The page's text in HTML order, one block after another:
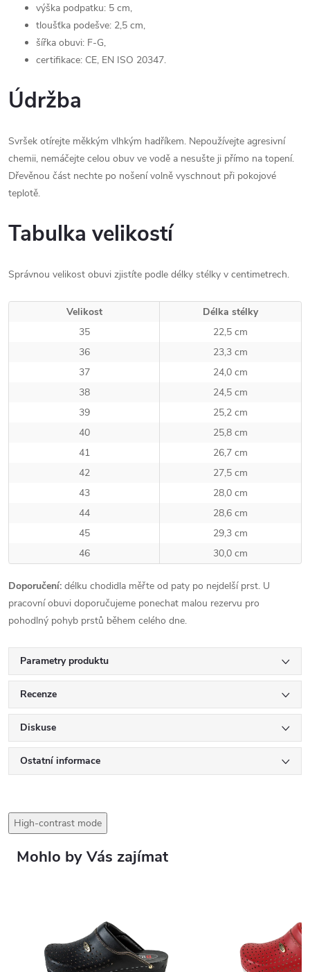
výška podpatku: 5 cm,
tloušťka podešve: 2,5 cm,
šířka obuvi: F-G,
certifikace: CE, EN ISO 20347.
Údržba
Svršek otírejte měkkým vlhkým hadříkem. Nepoužívejte agresivní
chemii, nemáčejte celou obuv ve vodě a nesušte ji přímo na topení.
Dřevěnou část nechte po nošení volně vyschnout při pokojové
teplotě.
Tabulka velikostí
Správnou velikost obuvi zjistíte podle délky stélky v centimetrech.
Velikost
Délka stélky
35
22,5 cm
36
23,3 cm
37
24,0 cm
38
24,5 cm
39
25,2 cm
40
25,8 cm
41
26,7 cm
42
27,5 cm
43
28,0 cm
44
28,6 cm
45
29,3 cm
46
30,0 cm
Doporučení: délku chodidla měřte od paty po nejdelší prst. U
pracovní obuvi doporučujeme ponechat malou rezervu pro
pohodlný pohyb prstů během celého dne.
Parametry produktu
Recenze
Diskuse
Ostatní informace
High-contrast mode
Mohlo by Vás zajímat